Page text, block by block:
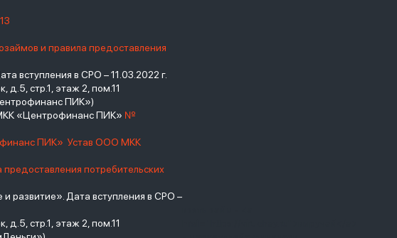
и правила предоставления
вступления в СРО – 11.03.2022 г.
стр.1, этаж 2, пом.11
ПИК»)
«Центрофинанс ПИК» №
ПИК» Устав ООО МКК
потребительских
Дата вступления в СРО –
стр.1, этаж 2, пом.11